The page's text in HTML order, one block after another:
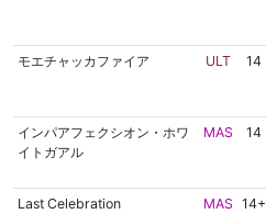
モエチャッカファイア ULT 14
インパアフェクシオン・ホワ
イトガアル
MAS 14
Last Celebration MAS 14+